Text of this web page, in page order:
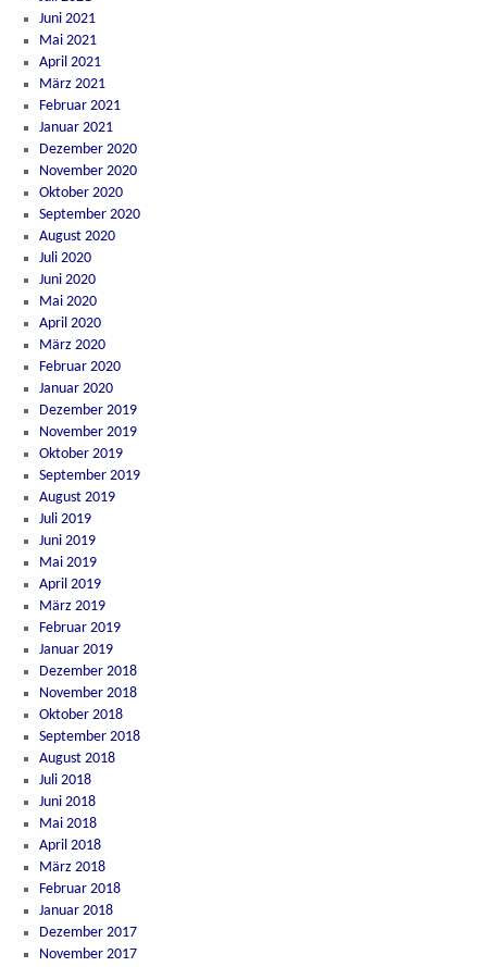
Juni 2021
Mai 2021
April 2021
März 2021
Februar 2021
Januar 2021
Dezember 2020
November 2020
Oktober 2020
September 2020
August 2020
Juli 2020
Juni 2020
Mai 2020
April 2020
März 2020
Februar 2020
Januar 2020
Dezember 2019
November 2019
Oktober 2019
September 2019
August 2019
Juli 2019
Juni 2019
Mai 2019
April 2019
März 2019
Februar 2019
Januar 2019
Dezember 2018
November 2018
Oktober 2018
September 2018
August 2018
Juli 2018
Juni 2018
Mai 2018
April 2018
März 2018
Februar 2018
Januar 2018
Dezember 2017
November 2017